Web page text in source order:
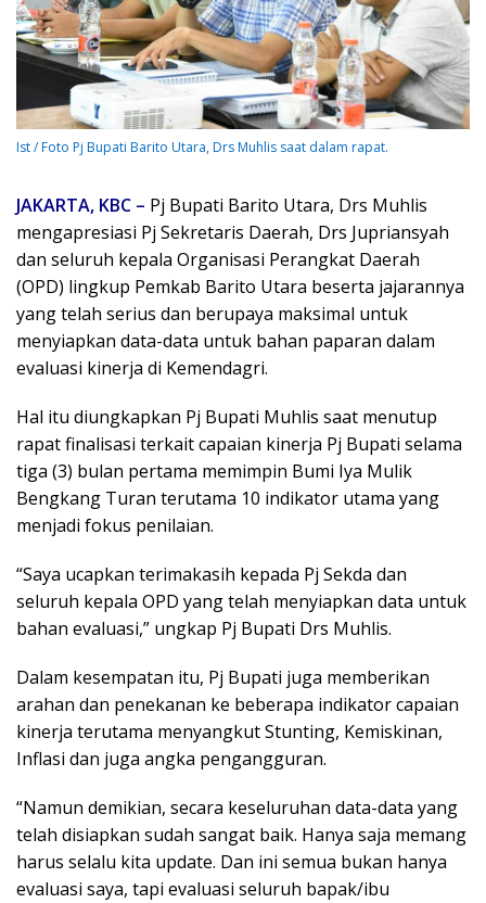
Ist / Foto Pj Bupati Barito Utara, Drs Muhlis saat dalam rapat.
JAKARTA, KBC – Pj Bupati Barito Utara, Drs Muhlis
mengapresiasi Pj Sekretaris Daerah, Drs Jupriansyah
dan seluruh kepala Organisasi Perangkat Daerah
(OPD) lingkup Pemkab Barito Utara beserta jajarannya
yang telah serius dan berupaya maksimal untuk
menyiapkan data-data untuk bahan paparan dalam
evaluasi kinerja di Kemendagri.
Hal itu diungkapkan Pj Bupati Muhlis saat menutup
rapat finalisasi terkait capaian kinerja Pj Bupati selama
tiga (3) bulan pertama memimpin Bumi Iya Mulik
Bengkang Turan terutama 10 indikator utama yang
menjadi fokus penilaian.
“Saya ucapkan terimakasih kepada Pj Sekda dan
seluruh kepala OPD yang telah menyiapkan data untuk
bahan evaluasi,” ungkap Pj Bupati Drs Muhlis.
Dalam kesempatan itu, Pj Bupati juga memberikan
arahan dan penekanan ke beberapa indikator capaian
kinerja terutama menyangkut Stunting, Kemiskinan,
Inflasi dan juga angka pengangguran.
“Namun demikian, secara keseluruhan data-data yang
telah disiapkan sudah sangat baik. Hanya saja memang
harus selalu kita update. Dan ini semua bukan hanya
evaluasi saya, tapi evaluasi seluruh bapak/ibu